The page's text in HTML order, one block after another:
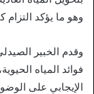
وهو ما يؤكد
وقدم الخبير
الإيجابي على